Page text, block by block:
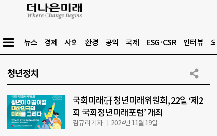
뉴스 경제 사회 환경 공익 국제 ESG·CSR 인터뷰
청년정치
국회미래硏 청년미래위원회, 22일 ‘제2
회 국회청년미래포럼’ 개최
김규리 기자 2024년 11월 19일